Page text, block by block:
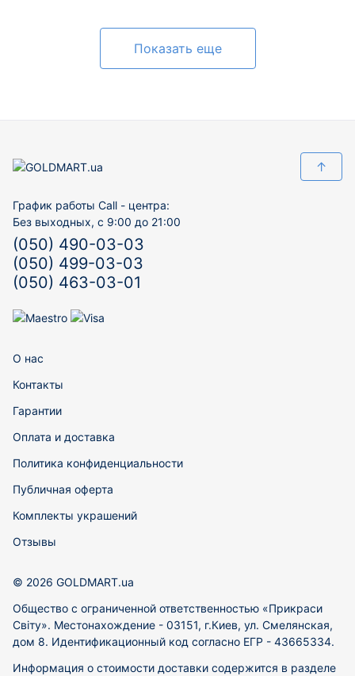
Показать еще
↑
График работы Call - центра:
Без выходных, с 9:00 до 21:00
(050) 490-03-03
(050) 499-03-03
(050) 463-03-01
О нас
Контакты
Гарантии
Оплата и доставка
Политика конфиденциальности
Публичная оферта
Комплекты украшений
Отзывы
© 2026 GOLDMART.ua
Общество с ограниченной ответственностью «Прикраси
Світу». Местонахождение - 03151, г.Киев, ул. Смелянская,
дом 8. Идентификационный код согласно ЕГР - 43665334.
Информация о стоимости доставки содержится в разделе